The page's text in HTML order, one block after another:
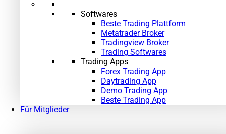
Softwares
Beste Trading Plattform
Metatrader Broker
Tradingview Broker
Trading Softwares
Trading Apps
Forex Trading App
Daytrading App
Demo Trading App
Beste Trading App
Für Mitglieder